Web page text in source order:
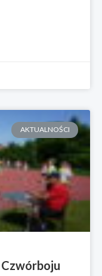
AKTUALNOŚCI